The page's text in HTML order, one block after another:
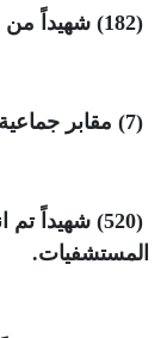
(182) شهيداً من
(7) مقابر
(520)
المستشفيات.